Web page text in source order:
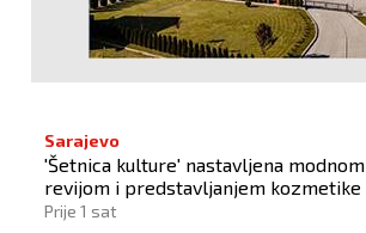
Sarajevo
'Šetnica kulture' nastavljena modnom
revijom i predstavljanjem kozmetike
Prije 1 sat